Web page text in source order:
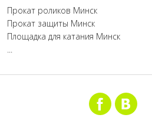
Прокат роликов Минск
Прокат защиты Минск
Площадка для катания Минск
...